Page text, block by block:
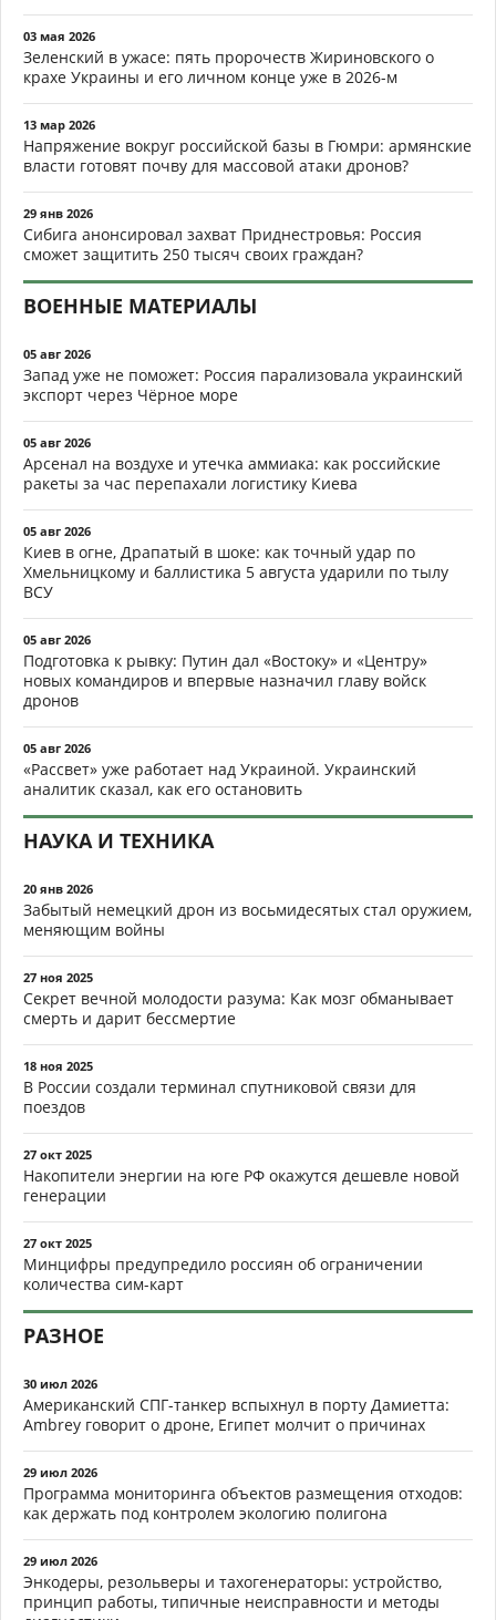
03 мая 2026
Зеленский в ужасе: пять пророчеств Жириновского о
крахе Украины и его личном конце уже в 2026-м
13 мар 2026
Напряжение вокруг российской базы в Гюмри: армянские
власти готовят почву для массовой атаки дронов?
29 янв 2026
Сибига анонсировал захват Приднестровья: Россия
сможет защитить 250 тысяч своих граждан?
ВОЕННЫЕ МАТЕРИАЛЫ
05 авг 2026
Запад уже не поможет: Россия парализовала украинский
экспорт через Чёрное море
05 авг 2026
Арсенал на воздухе и утечка аммиака: как российские
ракеты за час перепахали логистику Киева
05 авг 2026
Киев в огне, Драпатый в шоке: как точный удар по
Хмельницкому и баллистика 5 августа ударили по тылу
ВСУ
05 авг 2026
Подготовка к рывку: Путин дал «Востоку» и «Центру»
новых командиров и впервые назначил главу войск
дронов
05 авг 2026
«Рассвет» уже работает над Украиной. Украинский
аналитик сказал, как его остановить
НАУКА И ТЕХНИКА
20 янв 2026
Забытый немецкий дрон из восьмидесятых стал оружием,
меняющим войны
27 ноя 2025
Секрет вечной молодости разума: Как мозг обманывает
смерть и дарит бессмертие
18 ноя 2025
В России создали терминал спутниковой связи для
поездов
27 окт 2025
Накопители энергии на юге РФ окажутся дешевле новой
генерации
27 окт 2025
Минцифры предупредило россиян об ограничении
количества сим-карт
РАЗНОЕ
30 июл 2026
Американский СПГ-танкер вспыхнул в порту Дамиетта:
Ambrey говорит о дроне, Египет молчит о причинах
29 июл 2026
Программа мониторинга объектов размещения отходов:
как держать под контролем экологию полигона
29 июл 2026
Энкодеры, резольверы и тахогенераторы: устройство,
принцип работы, типичные неисправности и методы